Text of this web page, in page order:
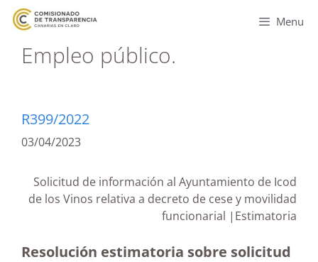
Menu
Empleo público.
R399/2022
03/04/2023
Solicitud de información al Ayuntamiento de Icod
de los Vinos relativa a decreto de cese y movilidad
funcionarial |Estimatoria
Resolución estimatoria sobre solicitud